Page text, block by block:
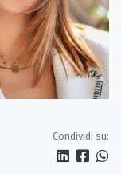
Condividi su: